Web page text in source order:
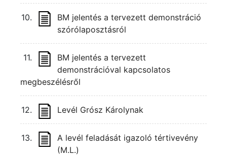
10.
BM jelentés a tervezett demonstráció
szórólaposztásról
11.
BM jelentés a tervezett
demonstrációval kapcsolatos
megbeszélésről
12. Levél Grósz Károlynak
13.
A levél feladását igazoló tértivevény
(M.L.)